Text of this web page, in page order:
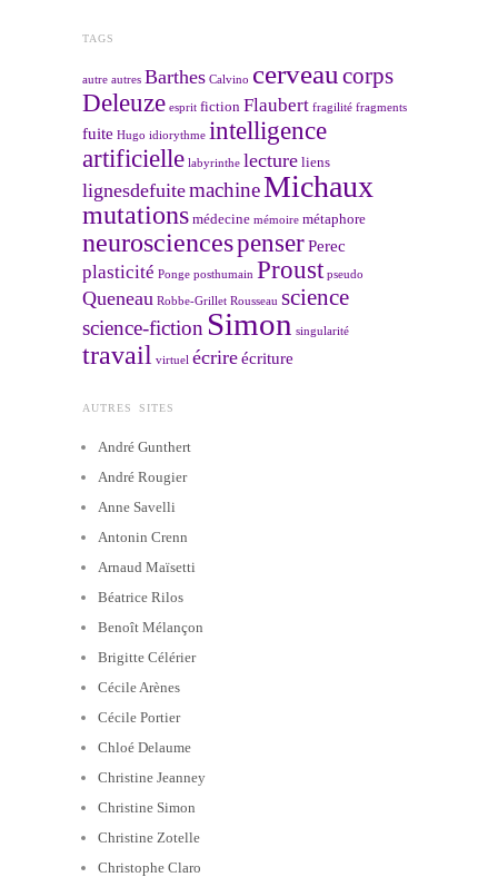
TAGS
autre autres Barthes Calvino cerveau corps
Deleuze esprit fiction Flaubert fragilité fragments
fuite Hugo idiorythme intelligence
artificielle labyrinthe lecture liens
lignesdefuitemachineMichaux
mutations médecine mémoire métaphore
neurosciencespenserPerec
plasticité Ponge posthumain Proust pseudo
Queneau Robbe-Grillet Rousseau science
science-fiction Simon singularité
travail virtuel écrireécriture
AUTRES SITES
André Gunthert
André Rougier
Anne Savelli
Antonin Crenn
Arnaud Maïsetti
Béatrice Rilos
Benoît Mélançon
Brigitte Célérier
Cécile Arènes
Cécile Portier
Chloé Delaume
Christine Jeanney
Christine Simon
Christine Zotelle
Christophe Claro